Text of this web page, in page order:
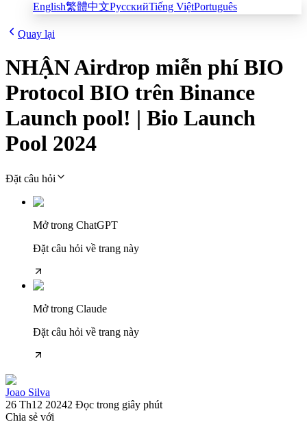
English繁體中文РусскийTiếng ViệtPortuguês
Quay lại
NHẬN Airdrop miễn phí BIO
Protocol BIO trên Binance
Launch pool! | Bio Launch
Pool 2024
Đặt câu hỏi
Mở trong ChatGPT
Đặt câu hỏi về trang này
Mở trong Claude
Đặt câu hỏi về trang này
Joao Silva
26 Th12 20242 Đọc trong giây phút
Chia sẻ với